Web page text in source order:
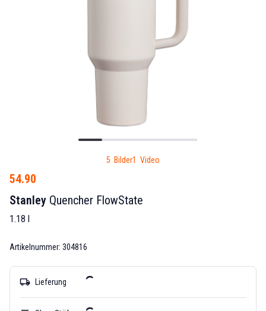
5 Bilder1 Video
54.90
Stanley Quencher FlowState
1.18 l
Artikelnummer: 304816
local_shipping Lieferung